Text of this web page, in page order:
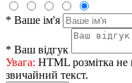
* Ваше ім'я
* Ваш відгук
Увага: HTML розмітка не
звичайний текст.